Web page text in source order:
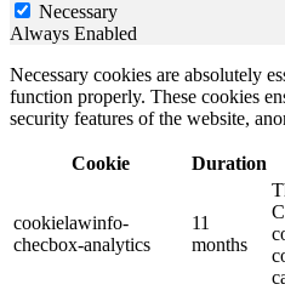
Necessary
Always Enabled
Necessary cookies are absolutely
function properly. These cookies
security features of the website,
Cookie Duration
cookielawinfo-
checbox-analytics
11
months